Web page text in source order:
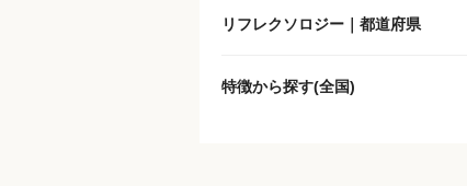
客層
出勤日数
リフレクソロジー｜都道府県
特徴から探す(全国)